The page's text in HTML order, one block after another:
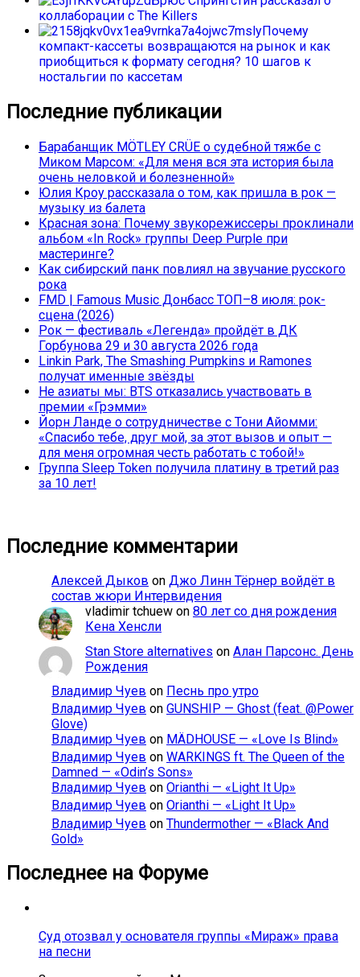
коллаборации с The Killers
Почему
компакт-кассеты возвращаются на рынок и как
приобщиться к формату сегодня? 10 шагов к
ностальгии по кассетам
Последние публикации
Барабанщик MÖTLEY CRÜE о судебной тяжбе с
Миком Марсом: «Для меня вся эта история была
очень неловкой и болезненной»
Юлия Кроу рассказала о том, как пришла в рок —
музыку из балета
Красная зона: Почему звукорежиссеры проклинали
альбом «In Rock» группы Deep Purple при
мастеринге?
Как сибирский панк повлиял на звучание русского
рока
FMD | Famous Music Донбасс ТОП–8 июля: рок-
сцена (2026)
Рок — фестиваль «Легенда» пройдёт в ДК
Горбунова 29 и 30 августа 2026 года
Linkin Park, The Smashing Pumpkins и Ramones
получат именные звёзды
Не азиаты мы: BTS отказались участвовать в
премии «Грэмми»
Йорн Ланде о сотрудничестве с Тони Айомми:
«Спасибо тебе, друг мой, за этот вызов и опыт —
для меня огромная честь работать с тобой!»
Группа Sleep Token получила платину в третий раз
за 10 лет!
Последние комментарии
Алексей Дыков on Джо Линн Тёрнер войдёт в
состав жюри Интервидения
vladimir tchuew on 80 лет со дня рождения
Кена Хенсли
Stan Store alternatives on Алан Парсонс. День
Рождения
Владимир Чуев on Песнь про утро
Владимир Чуев on GUNSHIP — Ghost (feat. @Power
Glove)
Владимир Чуев on MÄDHOUSE — «Love Is Blind»
Владимир Чуев on WARKINGS ft. The Queen of the
Damned — «Odin’s Sons»
Владимир Чуев on Orianthi — «Light It Up»
Владимир Чуев on Orianthi — «Light It Up»
Владимир Чуев on Thundermother — «Black And
Gold»
Последнее на Форуме
Суд отозвал у основателя группы «Мираж» права
на песни